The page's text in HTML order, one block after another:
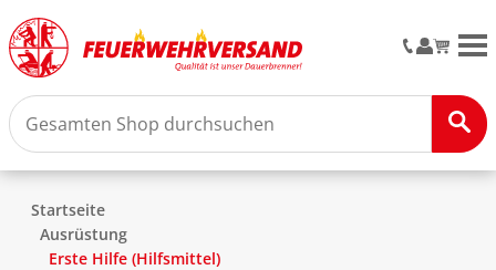
Startseite
Ausrüstung
Erste Hilfe (Hilfsmittel)